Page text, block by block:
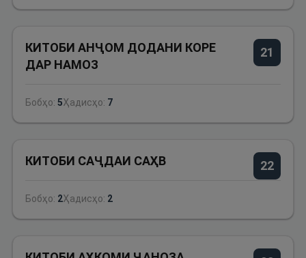
21
КИТОБИ АНҶОМ ДОДАНИ КОРЕ
ДАР НАМОЗ
Бобҳо: 5Ҳадисҳо: 7
22
КИТОБИ САҶДАИ САҲВ
Бобҳо: 2Ҳадисҳо: 2